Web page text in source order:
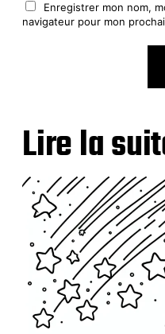
Enregistrer mon nom,
navigateur pour mon
Lire la